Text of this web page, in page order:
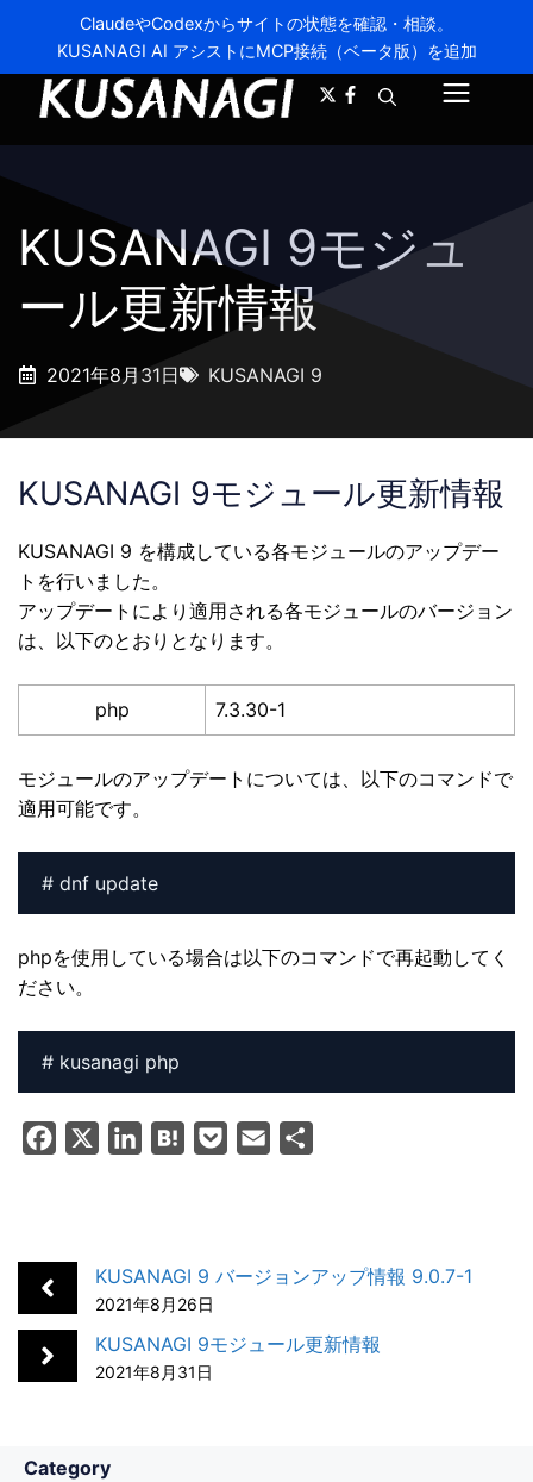
ClaudeやCodexからサイトの状態を確認・相談。
KUSANAGI AI アシストにMCP接続（ベータ版）を追加
ニ
KUSANAGI 9モジュ
ール更新情報
2021年8月31日 KUSANAGI 9
KUSANAGI 9モジュール更新情報
KUSANAGI 9 を構成している各モジュールのアップデー
トを行いました。
アップデートにより適用される各モジュールのバージョン
は、以下のとおりとなります。
php 7.3.30-1
モジュールのアップデートについては、以下のコマンドで
適用可能です。
# dnf update
phpを使用している場合は以下のコマンドで再起動してく
ださい。
# kusanagi php
o
e
d
I
n
n
a
e
l
KUSANAGI 9 バージョンアップ情報 9.0.7-1
2021年8月26日
KUSANAGI 9モジュール更新情報
2021年8月31日
Category
A- A+